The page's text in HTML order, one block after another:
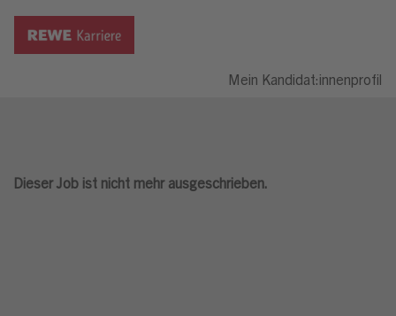
Mein Kandidat:innenprofil
Dieser Job ist nicht mehr ausgeschrieben.